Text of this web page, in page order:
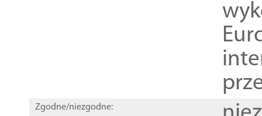
Zgodne/niezgodne: